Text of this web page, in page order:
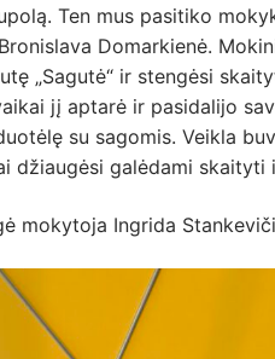
Ten mus pasitiko
Domarkienė.
„Sagutė“ ir stengėsi
jį aptarė ir pasidalijo
su sagomis. Veikla
džiaugėsi galėdami skaityti
mokytoja Ingrida